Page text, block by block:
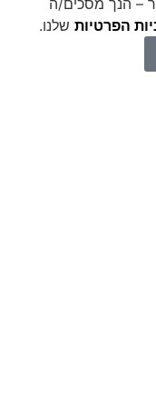
מסכים/ה
שלנו.